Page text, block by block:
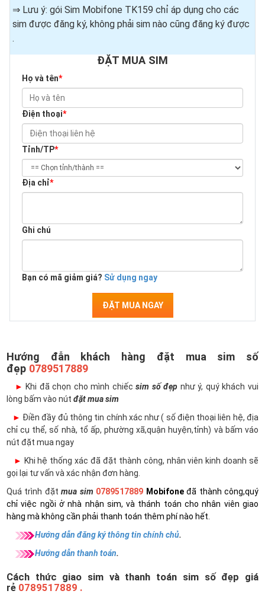
⇒ Lưu ý: gói Sim Mobifone TK159 chỉ áp dụng cho các
sim được đăng ký, không phải sim nào cũng đăng ký được ​
.
ĐẶT MUA SIM
Họ và tên*
Điện thoại*
Tỉnh/TP*
Địa chỉ*
Ghi chú
Bạn có mã giảm giá? Sử dụng ngay
ĐẶT MUA NGAY
Hướng đẫn khách hàng đặt mua sim số
đẹp 0789517889
► Khi đã chọn cho mình chiếcsim số đẹp như ý, quý khách vui
lòng bấm vào nút đặt mua sim
► Điền đầy đủ thông tin chính xác như ( số điện thoại liên hệ, địa
chỉ cụ thể, số nhà, tổ ấp, phường xã,quận huyện,tỉnh) và bấm váo
nút đặt mua ngay
► Khi hệ thống xác đã đặt thành công, nhân viên kinh doanh sẽ
gọi lại tư vấn và xác nhận đơn hàng.
Quá trình đặtmua sim 0789517889 Mobifoneđã thành công,quý
chỉ việc ngồi ở nhà nhận sim, và thánh toán cho nhân viên giao
hàng mà không cần phải thanh toán thêm phí nào hết.
Hướng dẫn đăng ký thông tin chính chủ.
Hướng dẫn thanh toán.
Cách thức giao sim và thanh toán sim số đẹp giá
rẻ 0789517889 .